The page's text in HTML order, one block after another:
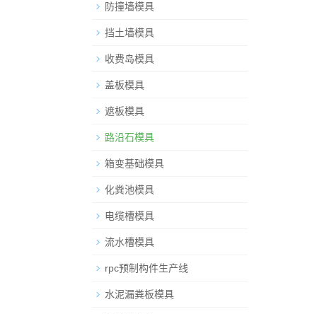
防撞墙模具
挡土墙模具
收费岛模具
盖板模具
遮板模具
路沿石模具
箱变基础模具
化粪池模具
电缆槽模具
流水槽模具
rpc预制构件生产线
水泥漏粪板模具